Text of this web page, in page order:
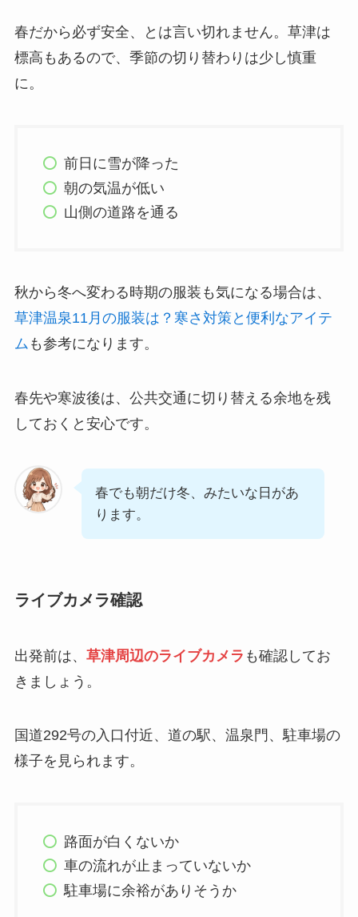
春だから必ず安全、とは言い切れません。草津は
標高もあるので、季節の切り替わりは少し慎重
に。
前日に雪が降った
朝の気温が低い
山側の道路を通る
秋から冬へ変わる時期の服装も気になる場合は、
草津温泉11月の服装は？寒さ対策と便利なアイテ
ム も参考になります。
春先や寒波後は、公共交通に切り替える余地を残
しておくと安心です。
春でも朝だけ冬、みたいな日があ
ります。
ライブカメラ確認
出発前は、 草津周辺のライブカメラ も確認してお
きましょう。
国道292号の入口付近、道の駅、温泉門、駐車場の
様子を見られます。
路面が白くないか
車の流れが止まっていないか
駐車場に余裕がありそうか